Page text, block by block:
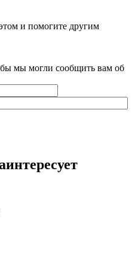
и помогите другим
мы могли сообщить вам об